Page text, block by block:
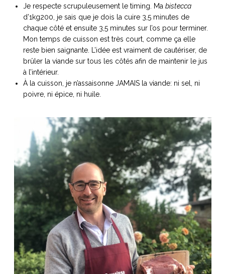
Je respecte scrupuleusement le timing. Ma bistecca
d’1kg200, je sais que je dois la cuire 3,5 minutes de
chaque côté et ensuite 3,5 minutes sur l’os pour terminer.
Mon temps de cuisson est très court, comme ça elle
reste bien saignante. L’idée est vraiment de cautériser, de
brûler la viande sur tous les côtés afin de maintenir le jus
à l’intérieur.
À la cuisson, je n’assaisonne JAMAIS la viande: ni sel, ni
poivre, ni épice, ni huile.